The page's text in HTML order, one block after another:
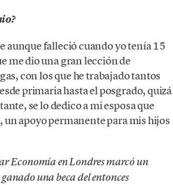
aunque falleció cuando yo tenía 15
me dio una gran lección de
con los que he trabajado tantos
primaria hasta el posgrado, quizá
se lo dedico a mi esposa que
apoyo permanente para mis hijos
Economía en Londres marcó un
una beca del entonces